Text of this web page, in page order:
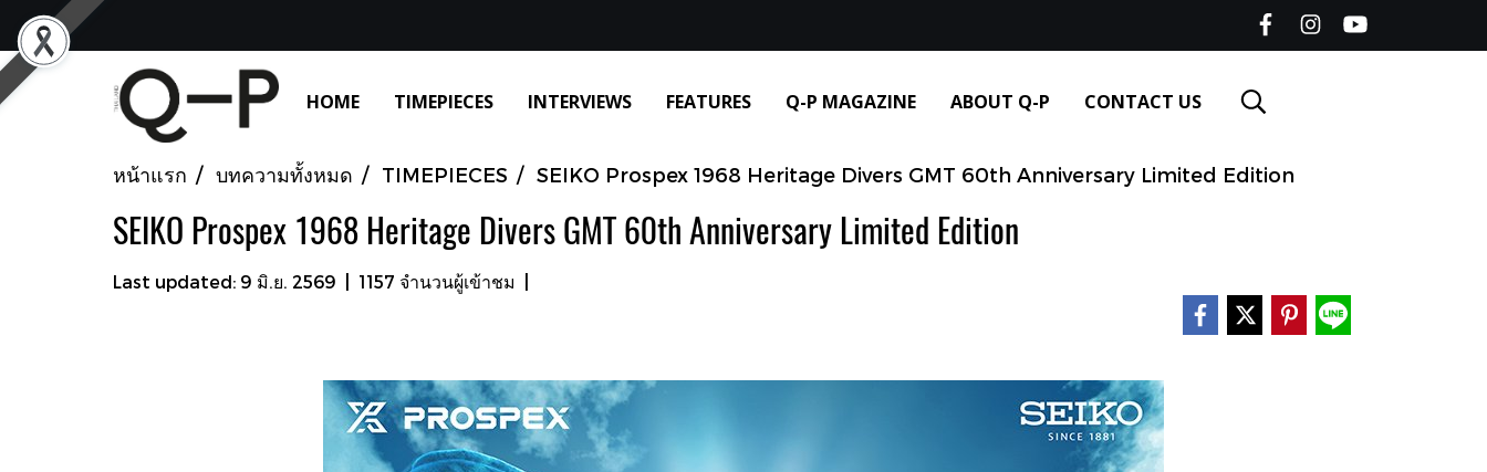
HOME TIMEPIECES INTERVIEWS FEATURES Q-P MAGAZINE ABOUT Q-P CONTACT US
หน้าแรก บทความทั้งหมด TIMEPIECES SEIKO Prospex 1968 Heritage Divers GMT 60th Anniversary Limited Edition
SEIKO Prospex 1968 Heritage Divers GMT 60th Anniversary Limited Edition
Last updated: 9 มิ.ย. 2569 1157 จำนวนผู้เข้าชม